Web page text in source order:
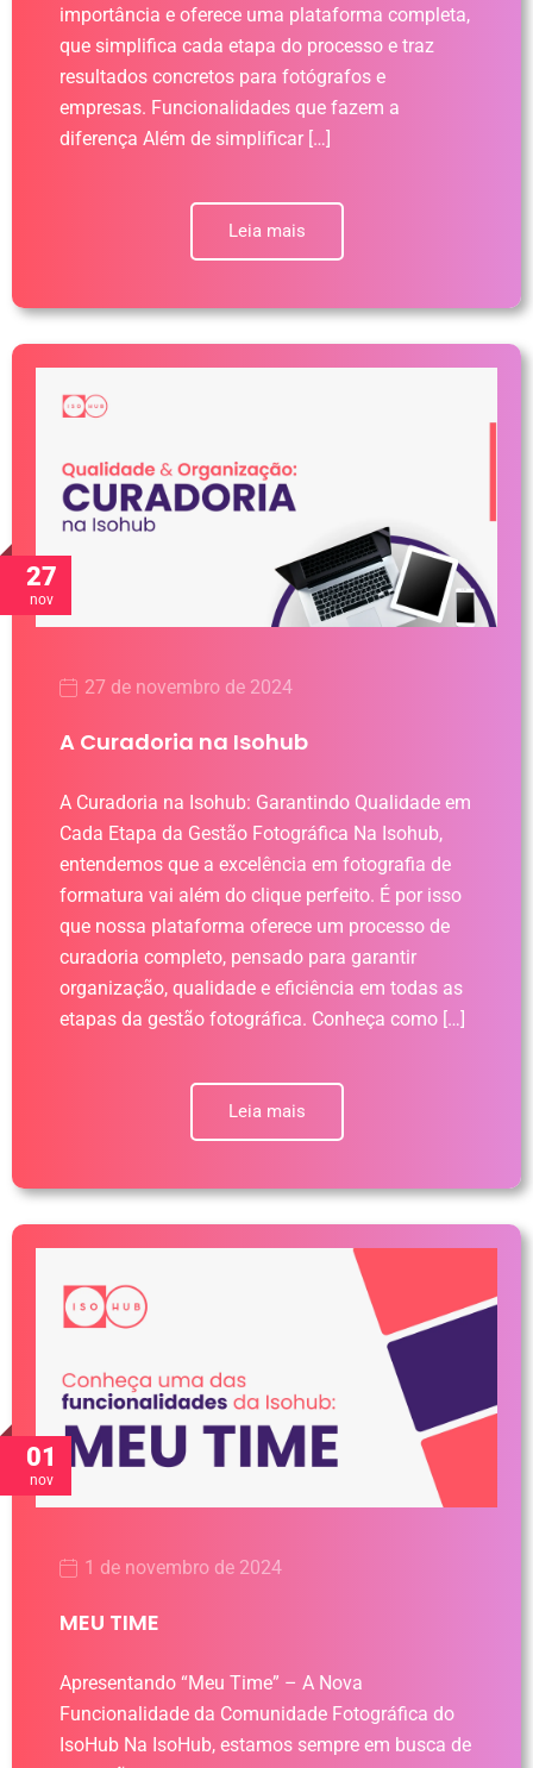
importância e oferece uma plataforma completa,
que simplifica cada etapa do processo e traz
resultados concretos para fotógrafos e
empresas. Funcionalidades que fazem a
diferença Além de simplificar […]
Leia mais
27
nov
27 de novembro de 2024
A Curadoria na Isohub
A Curadoria na Isohub: Garantindo Qualidade em
Cada Etapa da Gestão Fotográfica Na Isohub,
entendemos que a excelência em fotografia de
formatura vai além do clique perfeito. É por isso
que nossa plataforma oferece um processo de
curadoria completo, pensado para garantir
organização, qualidade e eficiência em todas as
etapas da gestão fotográfica. Conheça como […]
Leia mais
01
nov
1 de novembro de 2024
MEU TIME
Apresentando “Meu Time” – A Nova
Funcionalidade da Comunidade Fotográfica do
IsoHub Na IsoHub, estamos sempre em busca de